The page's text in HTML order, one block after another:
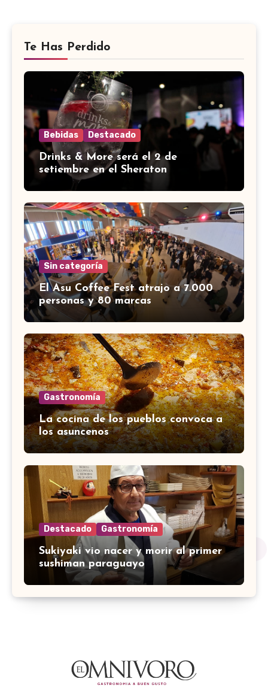
Te Has Perdido
Bebidas Destacado
Drinks & More será el 2 de
setiembre en el Sheraton
Sin categoría
El Asu Coffee Fest atrajo a 7.000
personas y 80 marcas
Gastronomía
La cocina de los pueblos convoca a
los asuncenos
Destacado Gastronomía
Sukiyaki vio nacer y morir al primer
sushiman paraguayo